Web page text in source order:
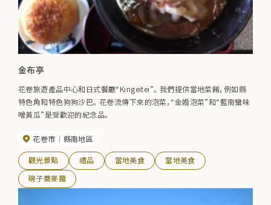
金布亭
花卷旅遊產品中心和日式餐廳“Kingeitei”。 我們提供當地菜餚，例如縣
特色角和特色狗狗沙巴。 花卷流傳下來的泡菜，“金婚泡菜”和“藍南蠻味
噌黃瓜”是受歡迎的紀念品。
花卷市 縣南地區
觀光景點 禮品 當地美食
當地美食
碗子蕎麥麵